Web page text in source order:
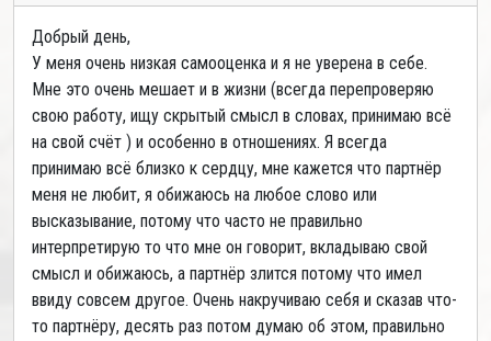
Добрый день,
У меня очень низкая самооценка и я не уверена в себе.
Мне это очень мешает и в жизни (всегда перепроверяю
свою работу, ищу скрытый смысл в словах, принимаю всё
на свой счёт ) и особенно в отношениях. Я всегда
принимаю всё близко к сердцу, мне кажется что партнёр
меня не любит, я обижаюсь на любое слово или
высказывание, потому что часто не правильно
интерпретирую то что мне он говорит, вкладываю свой
смысл и обижаюсь, а партнёр злится потому что имел
ввиду совсем другое. Очень накручиваю себя и сказав что-
то партнёру, десять раз потом думаю об этом, правильно